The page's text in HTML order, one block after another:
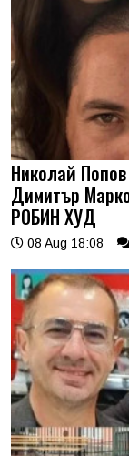
Николай
Димитър
РОБИН ХУД
08 Aug 18:08